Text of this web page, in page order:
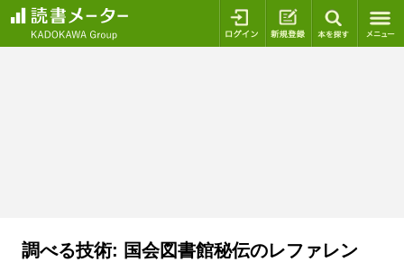
ログイン 新規登録
調べる技術: 国会図書館秘伝のレファレン